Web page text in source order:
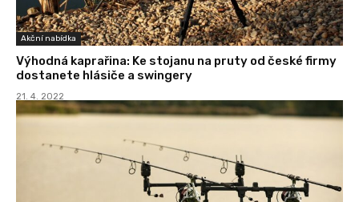
Akční nabídka
Výhodná kaprařina: Ke stojanu na pruty od české firmy
dostanete hlásiče a swingery
21. 4. 2022